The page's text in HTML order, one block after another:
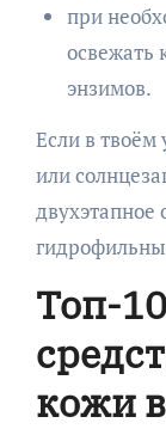
при
освежать
энзимов.
Если в твоём
или
Топ-
кожи